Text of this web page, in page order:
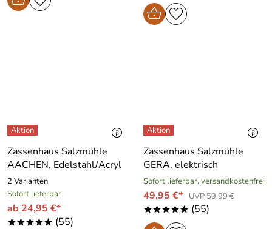
Zassenhaus Salzmühle
AACHEN, Edelstahl/Acryl
2 Varianten
Sofort lieferbar
ab 24,95 €*
***** (55)
Zassenhaus Salzmühle
GERA, elektrisch
Sofort lieferbar, versandkostenfrei
49,95 €* UVP 59,99 €
***** (55)